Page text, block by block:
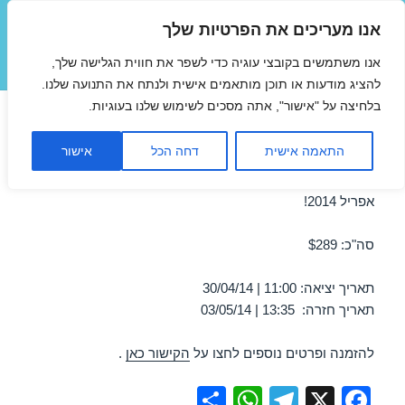
אנו מעריכים את הפרטיות שלך
אנו משתמשים בקובצי עוגיה כדי לשפר את חווית הגלישה שלך,
להציג מודעות או תוכן מותאמים אישית ולנתח את התנועה שלנו.
בלחיצה על "אישור", אתה מסכים לשימוש שלנו בעוגיות.
התאמה אישית דחה הכל אישור
תפריטים
ווידג'טים
טיסה לרודוס 30/04/2014
אפריל 2014!
סה"כ: $289
תאריך יציאה: 11:00 | 30/04/14
תאריך חזרה: 13:35 | 03/05/14
להזמנה ופרטים נוספים לחצו על הקישור כאן .